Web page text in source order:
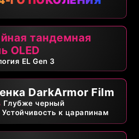
тандемная
OLED
EL Gen 3
DarkArmor Film
Глубже черный
Устойчивость к царапинам